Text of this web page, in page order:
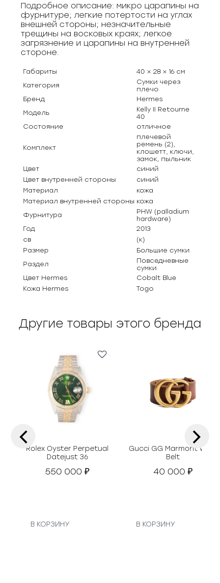
Подробное описание: микро царапины на
фурнитуре; легкие потертости на углах
внешней стороны; незначительные
трещины на восковых краях; легкое
загрязнение и царапины на внутренней
стороне.
Габариты
40 × 28 × 16 см
Категория
Сумки через
плечо
Бренд
Hermes
Модель
Kelly II Retourne
40
Состояние
отличное
Комплект
плечевой
ремень (2),
клошетт, ключи,
замок, пыльник
Цвет
синий
Цвет внутренней стороны
синий
Материал
кожа
Материал внутренней стороны кожа
Фурнитура
PHW (palladium
hardware)
Год
2013
св
(к)
Размер
Большие сумки
Раздел
Повседневные
сумки
Цвет Hermes
Cobalt Blue
Кожа Hermes
Togo
Другие товары этого бренда
Rolex Oyster Perpetual
Datejust 36
550 000₽
В КОРЗИНУ
Gucci GG Marmont Wide
Belt
40 000₽
В КОРЗИНУ
‹ ›